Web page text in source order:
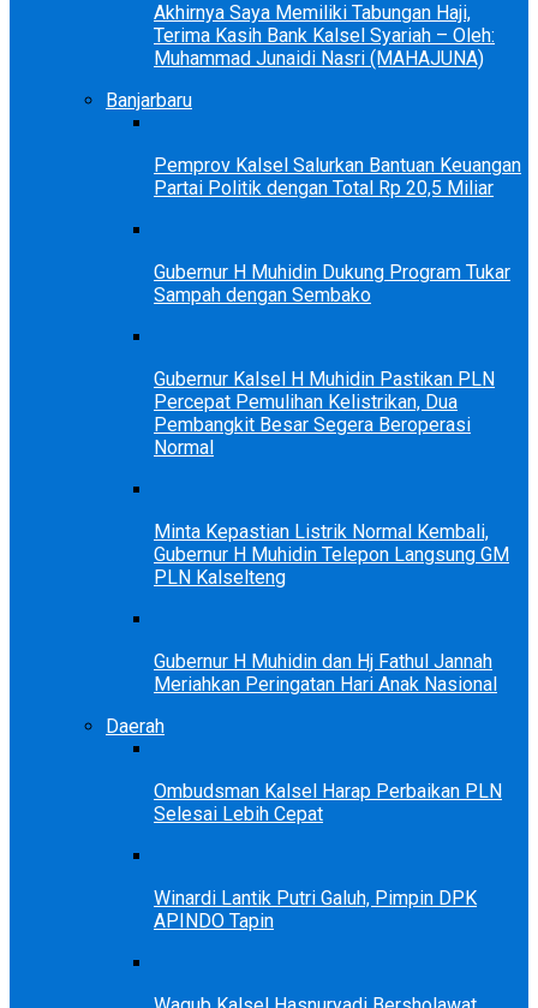
Akhirnya Saya Memiliki Tabungan Haji,
Terima Kasih Bank Kalsel Syariah – Oleh:
Muhammad Junaidi Nasri (MAHAJUNA)
Banjarbaru
Pemprov Kalsel Salurkan Bantuan Keuangan
Partai Politik dengan Total Rp 20,5 Miliar
Gubernur H Muhidin Dukung Program Tukar
Sampah dengan Sembako
Gubernur Kalsel H Muhidin Pastikan PLN
Percepat Pemulihan Kelistrikan, Dua
Pembangkit Besar Segera Beroperasi
Normal
Minta Kepastian Listrik Normal Kembali,
Gubernur H Muhidin Telepon Langsung GM
PLN Kalselteng
Gubernur H Muhidin dan Hj Fathul Jannah
Meriahkan Peringatan Hari Anak Nasional
Daerah
Ombudsman Kalsel Harap Perbaikan PLN
Selesai Lebih Cepat
Winardi Lantik Putri Galuh, Pimpin DPK
APINDO Tapin